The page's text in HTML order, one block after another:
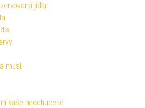
jídla
müsli
kaše neochucené